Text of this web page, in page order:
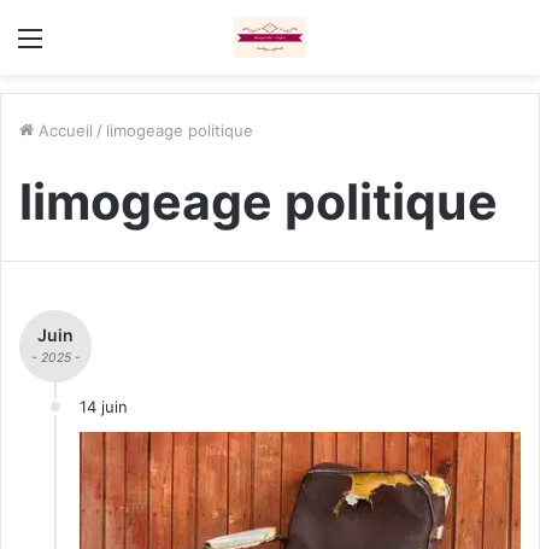
Menu
Accueil / limogeage politique
limogeage politique
Juin
- 2025 -
14 juin